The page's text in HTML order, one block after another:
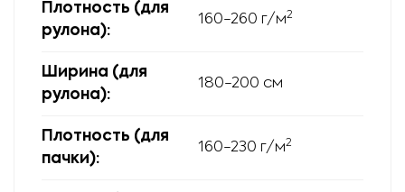
Плотность (для
рулона):
160-260 г/м2
Ширина (для
рулона):
180-200 см
Плотность (для
пачки):
160-230 г/м2